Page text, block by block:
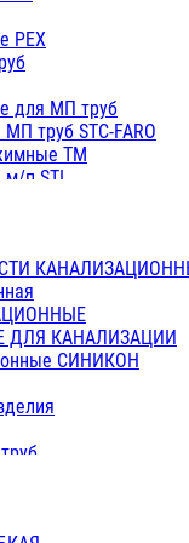
ПП белые
ППс металл.белые
белые
серые
с металл. серые
ПП (серые)
ПП (белые)
ПП с металлом белые
PEX
для МП труб
труб STC-FARO
ТМ
м/п STI
труб TITAN
ДЛЯ КАНАЛИЗАЦИИ
СИНИКОН